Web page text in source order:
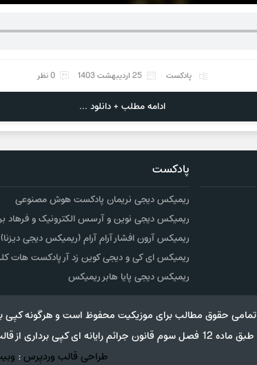
پادکست 25 اردیبهشت 1403 0 نظر
ادامه مطلب + دانلود ...
پادکست
ریمیکس دیجی نریمان پادکست هوش مصنوعی
ریمیکس دیجی نوین و آرسس الکترونیک و فرهاد
ریمیکس آرون افشار آرام آرام (ریمیکس دیجی دیزنا)
ریمیکس ای کی و دیجی کوین زد آر پادکست هات کلد
ریمیکس دیجی پایا هابر ریمیکس
تمامی حقوق مطالب برای موزیکیت محفوظ است و هرگونه کپی
طبق ماده 12 فصل سوم قانون جرائم رایانه ای کپی برداری از قالب و محتوا پیگرد قانونی خواهد داشت.
طراحی قالب وردپرس: